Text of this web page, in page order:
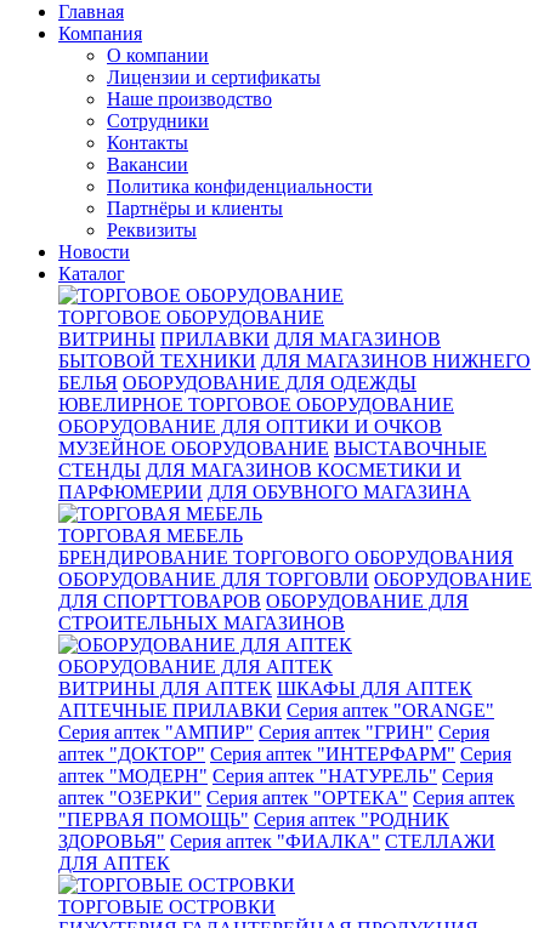
Главная
Компания
О компании
Лицензии и сертификаты
Наше производство
Сотрудники
Контакты
Вакансии
Политика конфиденциальности
Партнёры и клиенты
Реквизиты
Новости
Каталог
ТОРГОВОЕ ОБОРУДОВАНИЕ
ВИТРИНЫ ПРИЛАВКИ ДЛЯ МАГАЗИНОВ
БЫТОВОЙ ТЕХНИКИ ДЛЯ МАГАЗИНОВ НИЖНЕГО
БЕЛЬЯ ОБОРУДОВАНИЕ ДЛЯ ОДЕЖДЫ
ЮВЕЛИРНОЕ ТОРГОВОЕ ОБОРУДОВАНИЕ
ОБОРУДОВАНИЕ ДЛЯ ОПТИКИ И ОЧКОВ
МУЗЕЙНОЕ ОБОРУДОВАНИЕ ВЫСТАВОЧНЫЕ
СТЕНДЫ ДЛЯ МАГАЗИНОВ КОСМЕТИКИ И
ПАРФЮМЕРИИ ДЛЯ ОБУВНОГО МАГАЗИНА
ТОРГОВАЯ МЕБЕЛЬ
БРЕНДИРОВАНИЕ ТОРГОВОГО ОБОРУДОВАНИЯ
ОБОРУДОВАНИЕ ДЛЯ ТОРГОВЛИ ОБОРУДОВАНИЕ
ДЛЯ СПОРТТОВАРОВ ОБОРУДОВАНИЕ ДЛЯ
СТРОИТЕЛЬНЫХ МАГАЗИНОВ
ОБОРУДОВАНИЕ ДЛЯ АПТЕК
ВИТРИНЫ ДЛЯ АПТЕК ШКАФЫ ДЛЯ АПТЕК
АПТЕЧНЫЕ ПРИЛАВКИ Серия аптек "ORANGE"
Серия аптек "АМПИР" Серия аптек "ГРИН" Серия
аптек "ДОКТОР" Серия аптек "ИНТЕРФАРМ" Серия
аптек "МОДЕРН" Серия аптек "НАТУРЕЛЬ" Серия
аптек "ОЗЕРКИ" Серия аптек "ОРТЕКА" Серия аптек
"ПЕРВАЯ ПОМОЩЬ" Серия аптек "РОДНИК
ЗДОРОВЬЯ" Серия аптек "ФИАЛКА" СТЕЛЛАЖИ
ДЛЯ АПТЕК
ТОРГОВЫЕ ОСТРОВКИ